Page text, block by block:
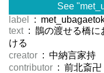
See
label
:
text : 鵲の渡せる橋に
ける
creator : 中納言家持
contributor : 前北斎卍